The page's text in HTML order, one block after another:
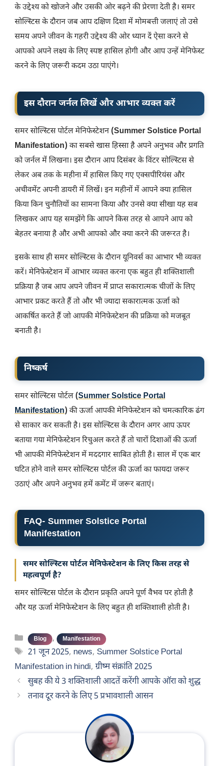
के उद्देश्य को खोजने और उसकी ओर बढ़ने की प्रेरणा देती है। समर
सोल्स्टिस के दौरान जब आप दक्षिण दिशा में मोमबत्ती जलाएं तो उसे
समय अपने जीवन के गहरी उद्देश्य की ओर ध्यान दें ऐसा करने से
आपको अपने लक्ष्य के लिए स्पष्ट हासिल होगी और आप उन्हें मेनिफेस्ट
करने के लिए जरूरी कदम उठा पाएंगे।
इस दौरान जर्नल लिखें और आभार व्यक्त करें
समर सोल्स्टिस पोर्टल मेनिफेस्टेशन (Summer Solstice Portal
Manifestation) का सबसे खास हिस्सा है अपने अनुभव और प्रगति
को जर्नल में लिखना। इस दौरान आप दिसंबर के विंटर सोल्स्टिस से
लेकर अब तक के महीना में हासिल किए गए एक्सपीरियंस और
अचीवमेंट अपनी डायरी में लिखें। इन महीनों में आपने क्या हासिल
किया किन चुनौतियों का सामना किया और उनसे क्या सीखा यह सब
लिखकर आप यह समझेंगे कि आपने किस तरह से आपने आप को
बेहतर बनाया है और अभी आपको और क्या करने की जरूरत है।
इसके साथ ही समर सोल्स्टिस के दौरान यूनिवर्स का आभार भी व्यक्त
करें। मेनिफेस्टेशन में आभार व्यक्त करना एक बहुत ही शक्तिशाली
प्रक्रिया है जब आप अपने जीवन में प्राप्त सकारात्मक चीजों के लिए
आभार प्रकट करते हैं तो और भी ज्यादा सकारात्मक ऊर्जा को
आकर्षित करते हैं जो आपकी मेनिफेस्टेशन की प्रक्रिया को मजबूत
बनाती है।
निष्कर्ष
समर सोल्स्टिस पोर्टल (Summer Solstice Portal
Manifestation) की ऊर्जा आपकी मेनिफेस्टेशन को चमत्कारिक ढंग
से साकार कर सकती है। इस सोल्स्टिस के दौरान अगर आप ऊपर
बताया गया मेनिफेस्टेशन रिचुअल करते हैं तो चारों दिशाओं की ऊर्जा
भी आपकी मेनिफेस्टेशन में मददगार साबित होती है। साल में एक बार
घटित होने वाले समर सोल्स्टिस पोर्टल की ऊर्जा का फायदा जरूर
उठाएं और अपने अनुभव हमें कमेंट में जरूर बताएं।
FAQ- Summer Solstice Portal
Manifestation
समर सोल्स्टिस पोर्टल मेनिफेस्टेशन के लिए किस तरह से
महत्वपूर्ण है?
समर सोल्स्टिस पोर्टल के दौरान प्रकृति अपने पूर्ण वैभव पर होती है
और यह ऊर्जा मेनिफेस्टेशन के लिए बहुत ही शक्तिशाली होती है।
Categories
Blog , Manifestation
Tags
21 जून 2025, news, Summer Solstice Portal
Manifestation in hindi, ग्रीष्म संक्रांति 2025
सुबह की ये 3 शक्तिशाली आदतें करेंगी आपके ऑरा को शुद्ध
तनाव दूर करने के लिए 5 प्रभावशाली आसन